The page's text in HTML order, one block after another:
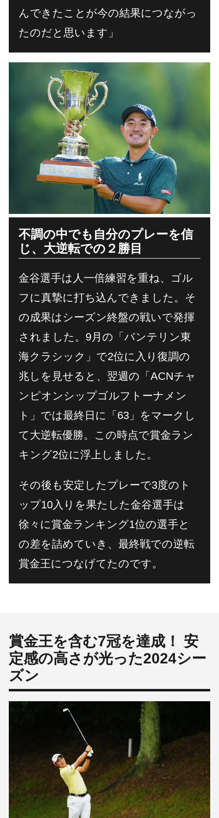
んできたことが今の結果につながっ
たのだと思います」
不調の中でも自分のプレーを信
じ、 大逆転での２勝目
金谷選手は人一倍練習を重ね、ゴル
フに真摯に打ち込んできました。そ
の成果はシーズン終盤の戦いで発揮
されました。9月の「バンテリン東
海クラシック」で2位に入り復調の
兆しを見せると、翌週の「ACNチャ
ンピオンシップゴルフトーナメン
ト」では最終日に「63」をマークし
て大逆転優勝。この時点で賞金ラン
キング2位に浮上しました。
その後も安定したプレーで3度のト
ップ10入りを果たした金谷選手は
徐々に賞金ランキング1位の選手と
の差を詰めていき、最終戦での逆転
賞金王につなげてたのです。
賞金王を含む7冠を達成！ 安
定感の高さが光った2024シー
ズン